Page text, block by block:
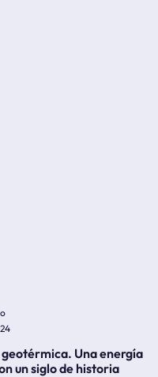
Una energía
un siglo de historia